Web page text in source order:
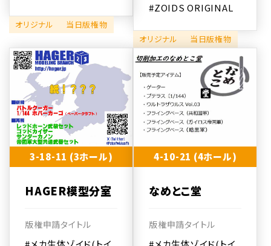
オリジナル 当日版権物
#ZOIDS ORIGINAL
オリジナル 当日版権物
3-18-11 (3ホール)
HAGER模型分室
版権申請タイトル
4-10-21 (4ホール)
なめとこ堂
版権申請タイトル